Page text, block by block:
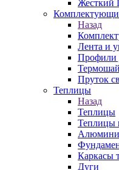
Назад
Лента и
Профили
Пруток
Теплицы
Назад
Теплицы
Теплицы
Каркасы
Дуги